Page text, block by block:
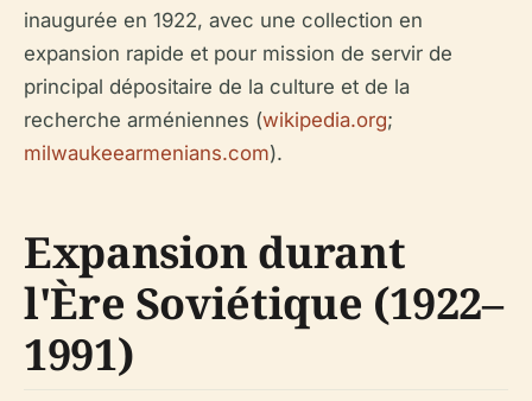
inaugurée en 1922, avec une collection en
expansion rapide et pour mission de servir de
principal dépositaire de la culture et de la
recherche arméniennes (wikipedia.org;
milwaukeearmenians.com).
Expansion durant
l'Ère Soviétique (1922–
1991)